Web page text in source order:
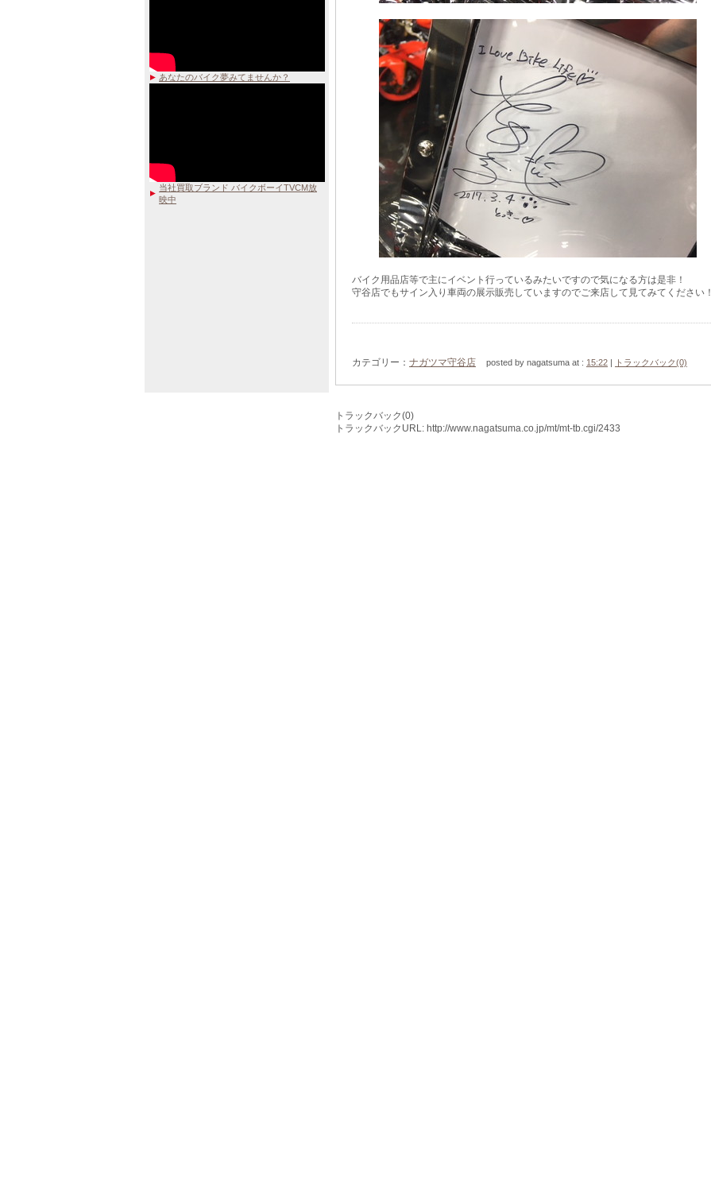
バイク用品店等で主にイベント行っているみたいですので気になる方は是非！
守谷店でもサイン入り車両の展示販売していますのでご来店して見てみてください！
カテゴリー： ナガツマ守谷店 posted by nagatsuma at : 15:22 | トラックバック(0)
トラックバック(0)
トラックバックURL: http://www.nagatsuma.co.jp/mt/mt-tb.cgi/2433
あなたのバイク夢みてませんか？
当社買取ブランド バイクボーイTVCM放
映中